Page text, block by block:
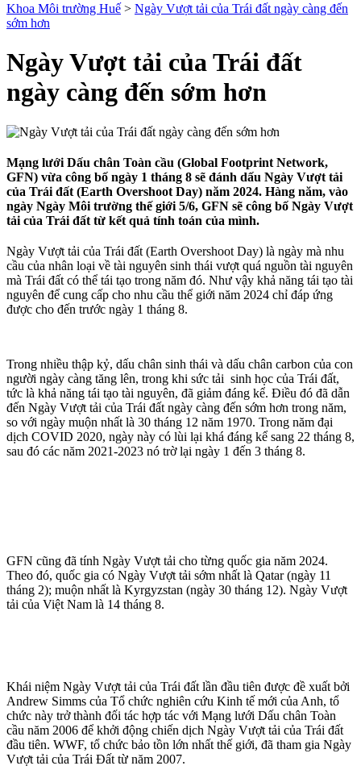
Khoa Môi trường Huế > Ngày Vượt tải của Trái đất ngày càng đến
sớm hơn
Ngày Vượt tải của Trái đất
ngày càng đến sớm hơn
Mạng lưới Dấu chân Toàn cầu (Global Footprint Network,
GFN) vừa công bố ngày 1 tháng 8 sẽ đánh dấu Ngày Vượt tải
của Trái đất (Earth Overshoot Day) năm 2024. Hàng năm, vào
ngày Ngày Môi trường thế giới 5/6, GFN sẽ công bố Ngày Vượt
tải của Trái đất từ kết quả tính toán của mình.
Ngày Vượt tải của Trái đất (Earth Overshoot Day) là ngày mà nhu
cầu của nhân loại về tài nguyên sinh thái vượt quá nguồn tài nguyên
mà Trái đất có thể tái tạo trong năm đó. Như vậy khả năng tái tạo tài
nguyên để cung cấp cho nhu cầu thể giới năm 2024 chỉ đáp ứng
được cho đến trước ngày 1 tháng 8.
Trong nhiều thập kỷ, dấu chân sinh thái và dấu chân carbon của con
người ngày càng tăng lên, trong khi sức tải sinh học của Trái đất,
tức là khả năng tái tạo tài nguyên, đã giảm đáng kể. Điều đó đã dẫn
đến Ngày Vượt tải của Trái đất ngày càng đến sớm hơn trong năm,
so với ngày muộn nhất là 30 tháng 12 năm 1970. Trong năm đại
dịch COVID 2020, ngày này có lùi lại khá đáng kể sang 22 tháng 8,
sau đó các năm 2021-2023 nó trờ lại ngày 1 đến 3 tháng 8.
GFN cũng đã tính Ngày Vượt tải cho từng quốc gia năm 2024.
Theo đó, quốc gia có Ngày Vượt tải sớm nhất là Qatar (ngày 11
tháng 2); muộn nhất là Kyrgyzstan (ngày 30 tháng 12). Ngày Vượt
tải của Việt Nam là 14 tháng 8.
Khái niệm Ngày Vượt tải của Trái đất lần đầu tiên được đề xuất bởi
Andrew Simms của Tổ chức nghiên cứu Kinh tế mới của Anh, tổ
chức này trở thành đối tác hợp tác với Mạng lưới Dấu chân Toàn
cầu năm 2006 để khởi động chiến dịch Ngày Vượt tải của Trái đất
đầu tiên. WWF, tổ chức bảo tồn lớn nhất thế giới, đã tham gia Ngày
Vượt tải của Trái Đất từ ​​năm 2007.